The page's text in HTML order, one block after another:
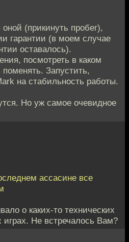
(прикинуть пробег),
гарантии (в моем случае
оставалось).
посмотреть в каком
Запустить,
на стабильность работы.
Но уж самое очевидное
ассасине все
о каких-то технических
играх. Не встречалось Вам?